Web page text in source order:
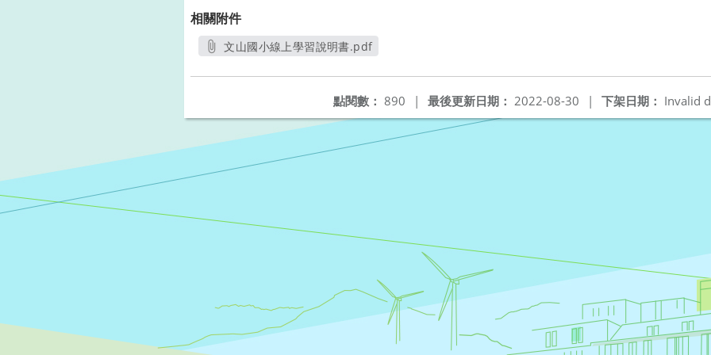
相關附件
文山國小線上學習說明書.pdf
下架日期： Invalid
最後更新日期： 2022-08-30 |
點閱數： 890 |